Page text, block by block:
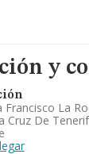
y
Francisco La
Cruz De